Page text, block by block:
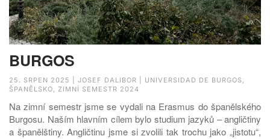
BURGOS
25. SRPEN 2025 | JOSEF DALIBOR | UNIVERSIDAD DE BURGOS,
ŠPANĚLSKO, ZIMNÍ SEMESTR 2024
Na zimní semestr jsme se vydali na Erasmus do španělského
Burgosu. Naším hlavním cílem bylo studium jazyků – angličtiny
a španělštiny. Angličtinu jsme si zvolili tak trochu jako „jistotu“,